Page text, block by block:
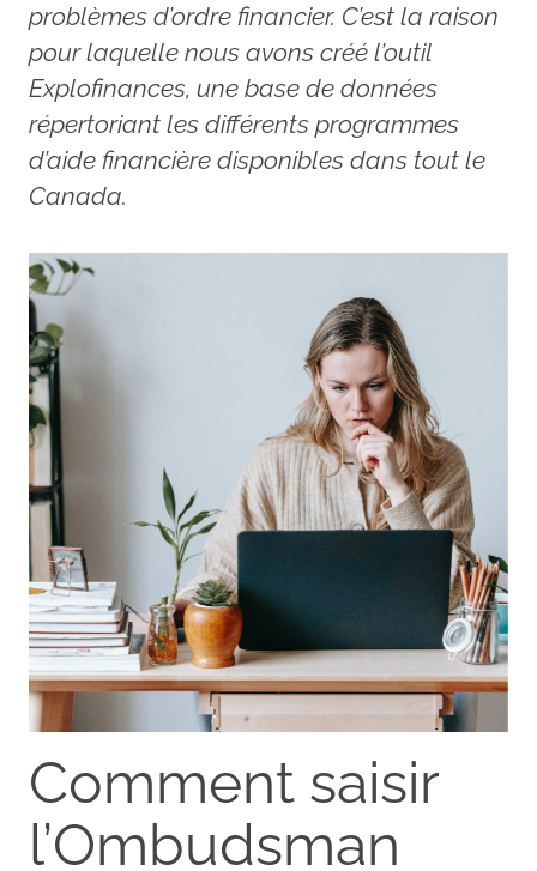
problèmes d’ordre financier. C’est la raison
pour laquelle nous avons créé l’outil
Explofinances, une base de données
répertoriant les différents programmes
d’aide financière disponibles dans tout le
Canada.
Comment saisir
l’Ombudsman